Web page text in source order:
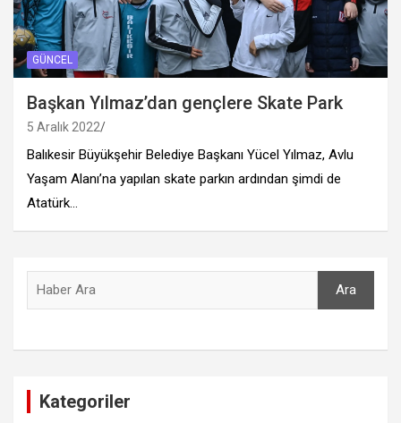
GÜNCEL
Başkan Yılmaz’dan gençlere Skate Park
5 Aralık 2022
Balıkesir Büyükşehir Belediye Başkanı Yücel Yılmaz, Avlu
Yaşam Alanı’na yapılan skate parkın ardından şimdi de
Atatürk…
Ara
Kategoriler